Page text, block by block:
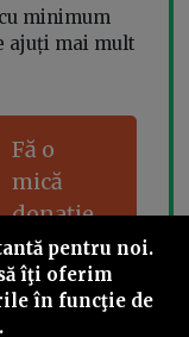
minimum
ajuți mai mult
Fă o
mică
donație
pentru noi.
îţi oferim
în funcţie de